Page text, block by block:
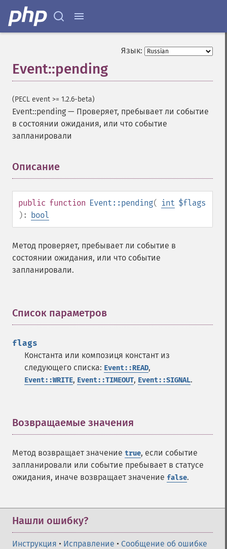
Язык:
Event::pending
(PECL event >= 1.2.6-beta)
Event::pending — Проверяет, пребывает ли событие
в состоянии ожидания, или что событие
запланировали
Описание
public function Event::pending( int $flags
): bool
Метод проверяет, пребывает ли событие в
состоянии ожидания, или что событие
запланировали.
Список параметров
flags
Константа или композиця констант из
следующего списка: Event::READ,
Event::WRITE, Event::TIMEOUT, Event::SIGNAL.
Возвращаемые значения
Метод возвращает значение true, если событие
запланировали или событие пребывает в статусе
ожидания, иначе возвращает значение false.
Нашли ошибку?
Инструкция • Исправление • Сообщение об ошибке